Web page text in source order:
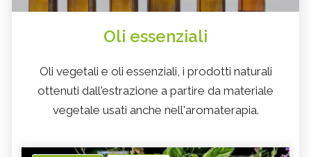
Oli essenziali
Oli vegetali e oli essenziali, i prodotti naturali
ottenuti dall'estrazione a partire da materiale
vegetale usati anche nell'aromaterapia.